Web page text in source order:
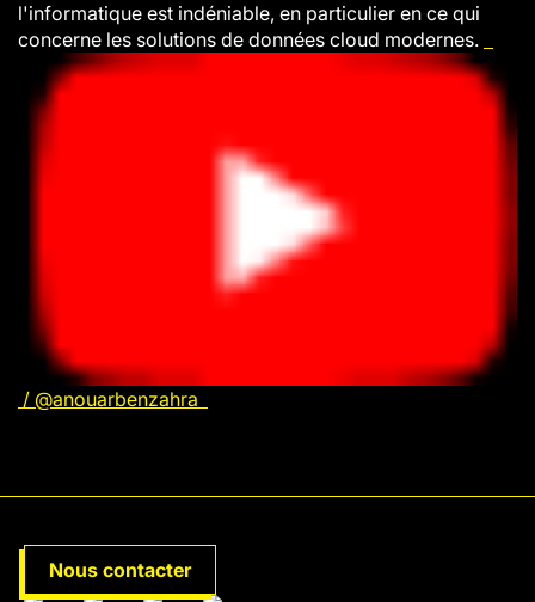
l'informatique est indéniable, en particulier en ce qui
concerne les solutions de données cloud modernes.
/ @anouarbenzahra
Nous contacter